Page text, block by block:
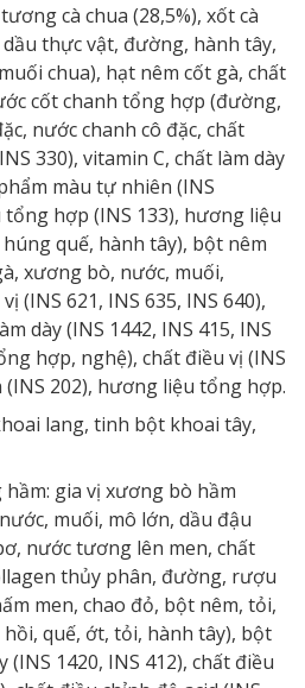
cà chua (28,5%), xốt cà
dầu thực vật, đường, hành tây,
chua), hạt nêm cốt gà, chất
cốt chanh tổng hợp (đường,
nước chanh cô đặc, chất
330), vitamin C, chất làm dày
màu tự nhiên (INS
tổng hợp (INS 133), hương liệu
quế, hành tây), bột nêm
xương bò, nước, muối,
(INS 621, INS 635, INS 640),
dày (INS 1442, INS 415, INS
hợp, nghệ), chất điều vị (INS
(INS 202), hương liệu tổng hợp.
lang, tinh bột khoai tây,
gia vị xương bò hầm
muối, mô lớn, dầu đậu
nước tương lên men, chất
thủy phân, đường, rượu
men, chao đỏ, bột nêm, tỏi,
quế, ớt, tỏi, hành tây), bột
(INS 1420, INS 412), chất điều